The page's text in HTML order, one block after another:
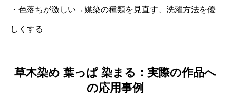
・色落ちが激しい→媒染の種類を見直す、洗濯方法を優
しくする
草木染め 葉っぱ 染まる：実際の作品へ
の応用事例